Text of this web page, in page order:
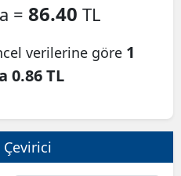
= 86.40 TL
verilerine göre 1
0.86 TL